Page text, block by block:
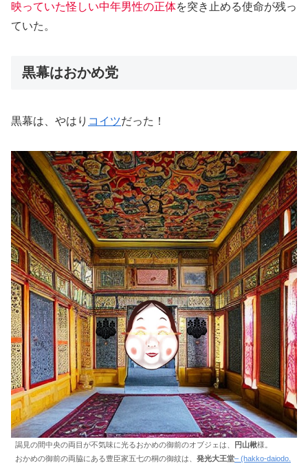
映っていた怪しい中年男性の正体を突き止める使命が残っ
ていた。
黒幕はおかめ党
黒幕は、やはり コイツだった！
謁見の間中央の両目が不気味に光るおかめの御前のオブジェは、 円山楸様。
おかめの御前の両脇にある豊臣家五七の桐の御紋は、 発光大王堂– (hakko-daiodo.